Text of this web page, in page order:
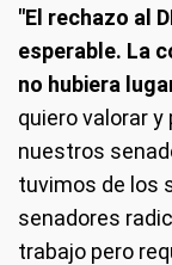
"El rechazo al
esperable. La
no hubiera
quiero valorar
nuestros
tuvimos de los
senadores
trabajo pero